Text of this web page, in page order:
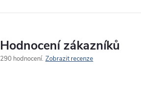
Hodnocení zákazníků
290 hodnocení Zobrazit recenze